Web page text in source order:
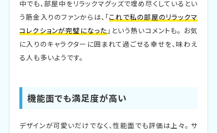
中でも、部屋中をリラックマグッズで埋め尽くしているとい
う筋金入りのファンからは、「これで私の部屋のリラックマ
コレクションが完璧になった 」という熱いコメントも。 お気
に入りのキャラクターに囲まれて過ごせる幸せを、味わえ
る人も多いようです。
機能面でも満足度が高い
デザインが可愛いだけでなく、性能面でも評価は上々。 サ